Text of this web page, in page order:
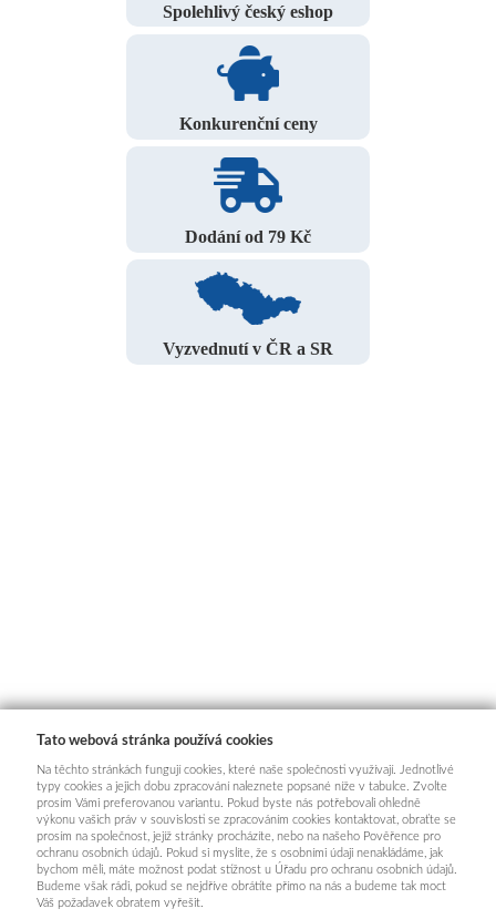
Spolehlivý český eshop
Konkurenční ceny
Dodání od 79 Kč
Vyzvednutí v ČR a SR
Tato webová stránka používá cookies
Na těchto stránkách fungují cookies, které naše společnosti využívají. Jednotlivé
typy cookies a jejich dobu zpracování naleznete popsané níže v tabulce. Zvolte
prosím Vámi preferovanou variantu. Pokud byste nás potřebovali ohledně
výkonu vašich práv v souvislosti se zpracováním cookies kontaktovat, obraťte se
prosím na společnost, jejíž stránky procházíte, nebo na našeho Pověřence pro
ochranu osobních údajů. Pokud si myslíte, že s osobními údaji nenakládáme, jak
bychom měli, máte možnost podat stížnost u Úřadu pro ochranu osobních údajů.
Budeme však rádi, pokud se nejdříve obrátíte přímo na nás a budeme tak moct
Váš požadavek obratem vyřešit.